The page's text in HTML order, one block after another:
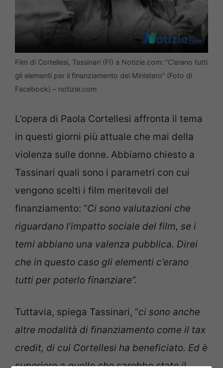
Film di Cortellesi, Tassinari (FI) a Notizie.com: “C’erano tutti
gli elementi per il finanziamento del Ministero” (Foto di
Facebook) – notizie.com
L’opera di Paola Cortellesi affronta il tema
in questi giorni più attuale che mai della
violenza sulle donne. Abbiamo chiesto a
Tassinari quali sono i parametri con cui
vengono scelti i film meritevoli del
finanziamento: “Ci sono valutazioni che
riguardano l’impatto sociale del film, se i
temi abbiano una valenza pubblica. Direi
che in questo caso gli elementi c’erano
tutti per poterlo finanziare”.
Tuttavia, spiega Tassinari, “ci sono anche
altre modalità di finanziamento come il tax
credit, di cui Cortellesi ha beneficiato. Ed è